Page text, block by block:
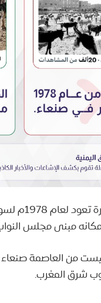
مكانه مبنى مجلس
شرق المغرب.